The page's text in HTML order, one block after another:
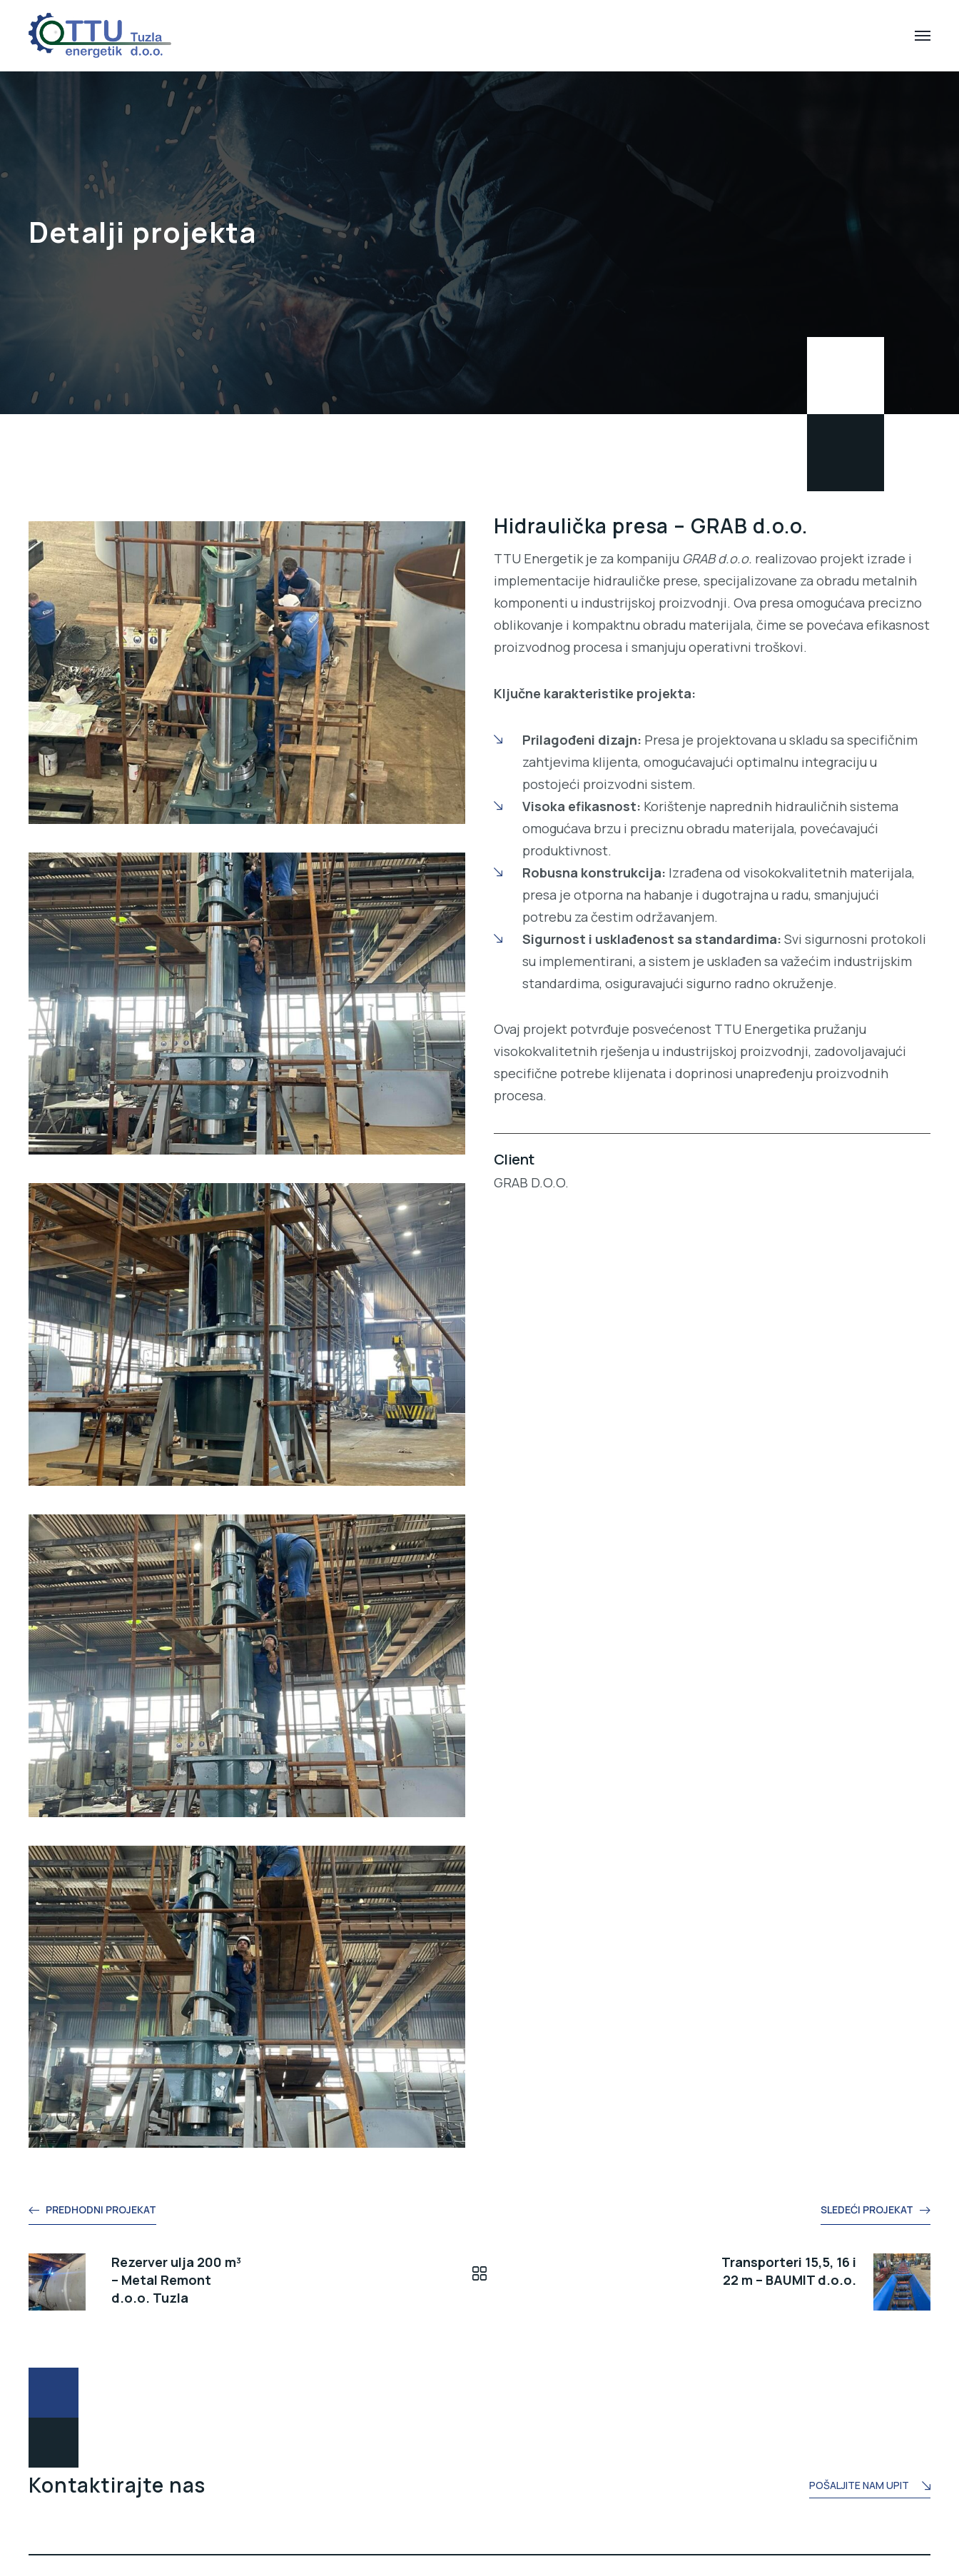
Detalji projekta
Hidraulička presa – GRAB d.o.o.
TTU Energetik je za kompaniju GRAB d.o.o. realizovao projekt izrade i
implementacije hidrauličke prese, specijalizovane za obradu metalnih
komponenti u industrijskoj proizvodnji. Ova presa omogućava precizno
oblikovanje i kompaktnu obradu materijala, čime se povećava efikasnost
proizvodnog procesa i smanjuju operativni troškovi.
Ključne karakteristike projekta:
Prilagođeni dizajn: Presa je projektovana u skladu sa specifičnim
zahtjevima klijenta, omogućavajući optimalnu integraciju u
postojeći proizvodni sistem.
Visoka efikasnost: Korištenje naprednih hidrauličnih sistema
omogućava brzu i preciznu obradu materijala, povećavajući
produktivnost.
Robusna konstrukcija: Izrađena od visokokvalitetnih materijala,
presa je otporna na habanje i dugotrajna u radu, smanjujući
potrebu za čestim održavanjem.
Sigurnost i usklađenost sa standardima: Svi sigurnosni protokoli
su implementirani, a sistem je usklađen sa važećim industrijskim
standardima, osiguravajući sigurno radno okruženje.
Ovaj projekt potvrđuje posvećenost TTU Energetika pružanju
visokokvalitetnih rješenja u industrijskoj proizvodnji, zadovoljavajući
specifične potrebe klijenata i doprinosi unapređenju proizvodnih
procesa.
Client
GRAB D.O.O.
PREDHODNI PROJEKAT
Rezerver ulja 200 m³
– Metal Remont
d.o.o. Tuzla
SLEDEĆI PROJEKAT
Transporteri 15,5, 16 i
22 m – BAUMIT d.o.o.
Kontaktirajte nas POŠALJITE NAM UPIT